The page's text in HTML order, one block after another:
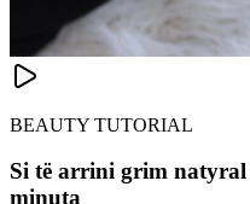
BEAUTY TUTORIAL
Si të arrini grim natyral
minuta